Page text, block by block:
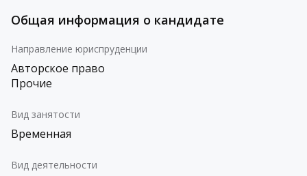
Общая информация о кандидате
Направление юриспруденции
Авторское право
Прочие
Вид занятости
Временная
Вид деятельности